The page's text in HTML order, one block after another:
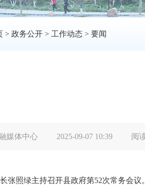
> 政务公开> 工作动态> 要闻
媒体中心 2025-09-07 10:39 阅
照绿主持召开县政府第52次常务会议。